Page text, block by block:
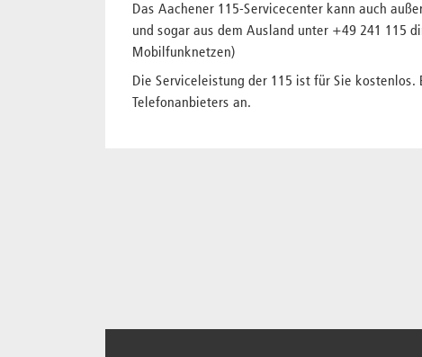
Das Aachener 115-Servicecenter kann auch
und sogar aus dem Ausland unter +49 241 115
Mobilfunknetzen)
Die Serviceleistung der 115 ist für Sie
Telefonanbieters an.